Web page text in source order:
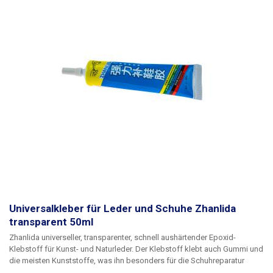
Universalkleber für Leder und Schuhe Zhanlida
transparent 50ml
Zhanlida universeller, transparenter, schnell aushärtender Epoxid-
Klebstoff für Kunst- und Naturleder. Der Klebstoff klebt auch Gummi und
die meisten Kunststoffe, was ihn besonders für die Schuhreparatur